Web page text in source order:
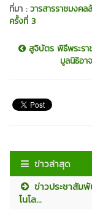
ที่มา :วารสารราชมงค
ครั้งที่ 3
สูจิบัตร พิธีพระร
มูลนิธิอ
ข่าวล่าสุด
ข่าวประชาสัม
โนโล...